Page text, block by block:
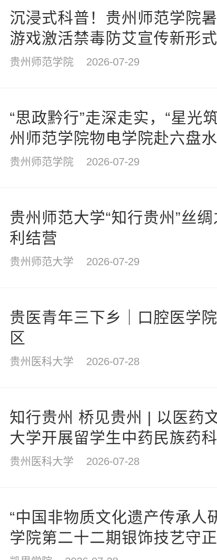
沉浸式科普！贵州师范学院
游戏激活禁毒防艾宣传新形式
贵州师范学院 2026-07-29
“思政黔行”走深走实，“星
州师范学院物电学院赴六盘
“三下乡”活动
贵州师范学院 2026-07-29
贵州师范大学“知行贵州”丝
利结营
贵州师范大学 2026-07-29
贵医青年三下乡｜口腔医学
区
贵州医科大学 2026-07-28
知行贵州 桥见贵州 | 以医药
大学开展留学生中药民族药
贵州医科大学 2026-07-28
“中国非物质文化遗产传承人
学院第二十二期银饰技艺守